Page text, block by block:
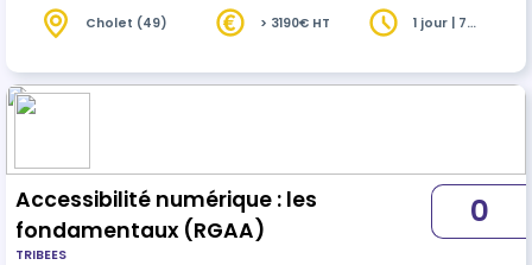
transparence, biais, inclusion, consommation
formation propose une première approche des
usages de l’IA, de leurs impacts et des bonnes
Cholet (49) > 3190€ HT
1 jour | 7
Accessibilité numérique : les
fondamentaux (RGAA)
TRIBEES
0